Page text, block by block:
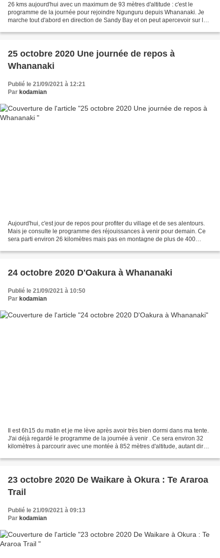
26 kms aujourd'hui avec un maximum de 93 mètres d'altitude : c'est le
programme de la journée pour rejoindre Ngunguru depuis Whananaki. Je
marche tout d'abord en direction de Sandy Bay et on peut apercevoir sur la
25 octobre 2020 Une journée de repos à
Whananaki
Publié le 21/09/2021 à 12:21
Par kodamian
Aujourd'hui, c'est jour de repos pour profiter du village et de ses alentours.
Mais je consulte le programme des réjouissances à venir pour demain. Ce
sera parti environ 26 kilomètres mais pas en montagne de plus de 400
24 octobre 2020 D'Oakura à Whananaki
Publié le 21/09/2021 à 10:50
Par kodamian
Il est 6h15 du matin et je me lève après avoir très bien dormi dans ma tente.
J'ai déjà regardé le programme de la journée à venir . Ce sera environ 32
kilomètres à parcourir avec une montée à 852 mètres d'altitude, autant dire
23 octobre 2020 De Waikare à Okura : Te Araroa
Trail
Publié le 21/09/2021 à 09:13
Par kodamian